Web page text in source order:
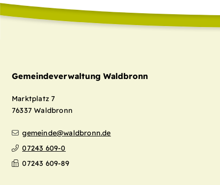
Gemeindeverwaltung Waldbronn
Marktplatz 7
76337 Waldbronn
gemeinde@waldbronn.de
07243 609-0
07243 609-89